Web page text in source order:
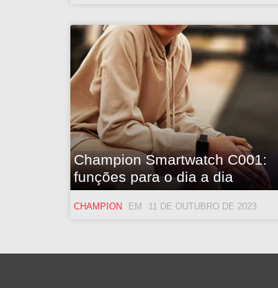
Champion Smartwatch C001:
funções para o dia a dia
CHAMPION 11 DE OUTUBRO DE 2023